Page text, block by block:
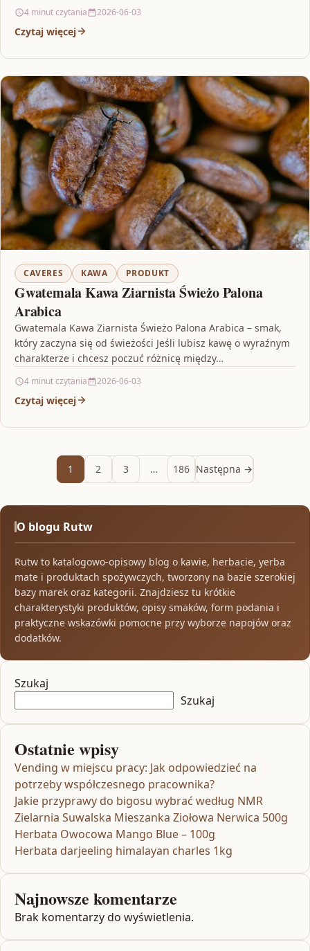
4 minut czytania 2026-06-03
Czytaj więcej
CAVERES KAWA PRODUKT
Gwatemala Kawa Ziarnista Świeżo Palona
Arabica
Gwatemala Kawa Ziarnista Świeżo Palona Arabica – smak,
który zaczyna się od świeżości Jeśli lubisz kawę o wyraźnym
charakterze i chcesz poczuć różnicę między…
4 minut czytania 2026-06-03
Czytaj więcej
1 2 3 … 186 Następna →
O blogu Rutw
Rutw to katalogowo-opisowy blog o kawie, herbacie, yerba
mate i produktach spożywczych, tworzony na bazie szerokiej
bazy marek oraz kategorii. Znajdziesz tu krótkie
charakterystyki produktów, opisy smaków, form podania i
praktyczne wskazówki pomocne przy wyborze napojów oraz
dodatków.
Szukaj
Szukaj
Ostatnie wpisy
Vending w miejscu pracy: Jak odpowiedzieć na
potrzeby współczesnego pracownika?
Jakie przyprawy do bigosu wybrać według NMR
Zielarnia Suwalska Mieszanka Ziołowa Nerwica 500g
Herbata Owocowa Mango Blue – 100g
Herbata darjeeling himalayan charles 1kg
Najnowsze komentarze
Brak komentarzy do wyświetlenia.